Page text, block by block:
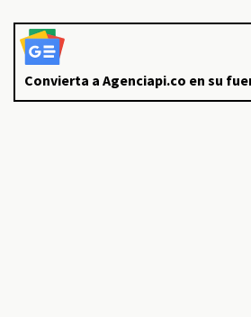
Convierta a Agenciapi.co en su